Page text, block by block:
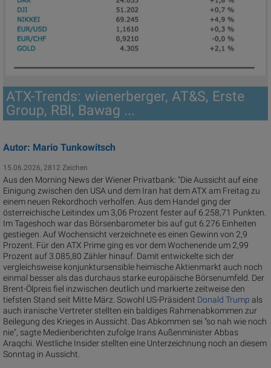
ATX-Trends: wienerberger, AT&S, Erste
Group, RBI, Bawag ...
Autor: Mario Tunkowitsch
15.06.2026, 2812 Zeichen
Aus den Morning News der Wiener Privatbank: "Die Aussicht auf eine
Einigung zwischen den USA und dem Iran hat dem ATX am Freitag zu
einem neuen Rekordhoch verholfen. Aus dem Handel ging der
österreichische Leitindex um 3,06 Prozent fester auf 6.258,71 Punkten.
Im Tageshoch war das Börsenbarometer bis auf gut 6.276 Einheiten
gestiegen. Auf Wochensicht verzeichnete es einen Gewinn von 2,9
Prozent. Für den ATX Prime ging es vor dem Wochenende um 2,99
Prozent auf 3.085,80 Zähler hinauf. Damit entwickelte sich der
vergleichsweise konjunktursensible heimische Aktienmarkt auch noch
einmal besser als das durchaus starke europäische Börsenumfeld. Der
Brent-Ölpreis fiel inzwischen deutlich und markierte zeitweise den
tiefsten Stand seit Mitte März. Sowohl US-Präsident Donald Trump als
auch iranische Vertreter stellten ein baldiges Rahmenabkommen zur
Beilegung des Krieges in Aussicht. Das Abkommen sei "so nah wie noch
nie", sagte Medienberichten zufolge Irans Außenminister Abbas
Araqchi. Westliche Insider stellten eine Unterzeichnung noch an diesem
Sonntag in Aussicht.